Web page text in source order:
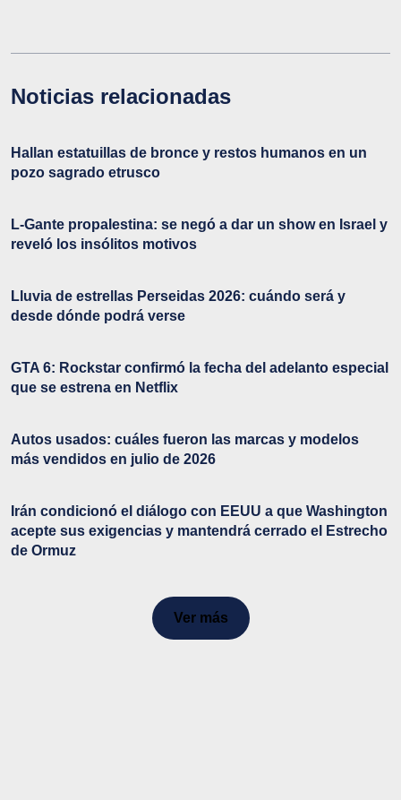
Noticias relacionadas
Hallan estatuillas de bronce y restos humanos en un
pozo sagrado etrusco
L-Gante propalestina: se negó a dar un show en Israel y
reveló los insólitos motivos
Lluvia de estrellas Perseidas 2026: cuándo será y
desde dónde podrá verse
GTA 6: Rockstar confirmó la fecha del adelanto especial
que se estrena en Netflix
Autos usados: cuáles fueron las marcas y modelos
más vendidos en julio de 2026
Irán condicionó el diálogo con EEUU a que Washington
acepte sus exigencias y mantendrá cerrado el Estrecho
de Ormuz
Ver más